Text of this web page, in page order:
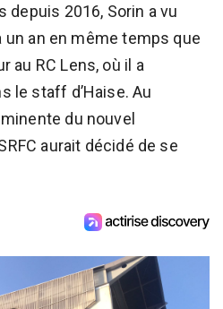
depuis 2016, Sorin a vu
un an en même temps que
au RC Lens, où il a
le staff d’Haise. Au
du nouvel
aurait décidé de se